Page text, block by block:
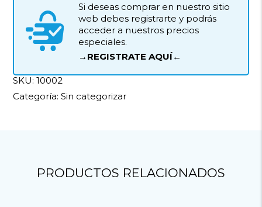
Si deseas comprar en nuestro sitio
web debes registrarte y podrás
acceder a nuestros precios
especiales.
→REGISTRATE AQUÍ←
SKU:10002
Categoría:Sin categorizar
PRODUCTOS RELACIONADOS